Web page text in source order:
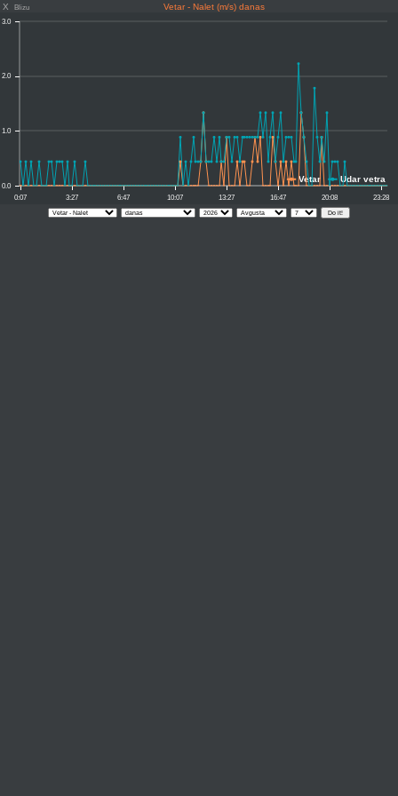
X Blizu Vetar - Nalet (m/s) danas